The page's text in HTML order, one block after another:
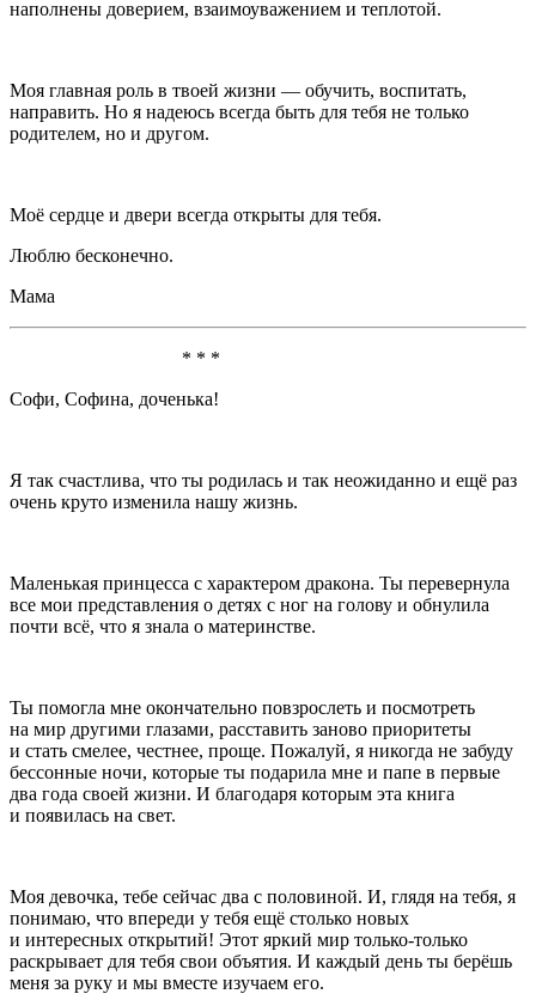
наполнены доверием, взаимоуважением и теплотой.
Моя главная роль в твоей жизни — обучить, воспитать,
направить. Но я надеюсь всегда быть для тебя не только
родителем, но и другом.
Моё сердце и двери всегда открыты для тебя.
Люблю бесконечно.
Мама
* * *
Софи, Софина, доченька!
Я так счастлива, что ты родилась и так неожиданно и ещё раз
очень круто изменила нашу жизнь.
Маленькая принцесса с характером дракона. Ты перевернула
все мои представления о детях с ног на голову и обнулила
почти всё, что я знала о материнстве.
Ты помогла мне окончательно повзрослеть и посмотреть
на мир другими глазами, расставить заново приоритеты
и стать смелее, честнее, проще. Пожалуй, я никогда не забуду
бессонные ночи, которые ты подарила мне и папе в первые
два года своей жизни. И благодаря которым эта книга
и появилась на свет.
Моя девочка, тебе сейчас два с половиной. И, глядя на тебя, я
понимаю, что впереди у тебя ещё столько новых
и интересных открытий! Этот яркий мир только-только
раскрывает для тебя свои объятия. И каждый день ты берёшь
меня за руку и мы вместе изучаем его.